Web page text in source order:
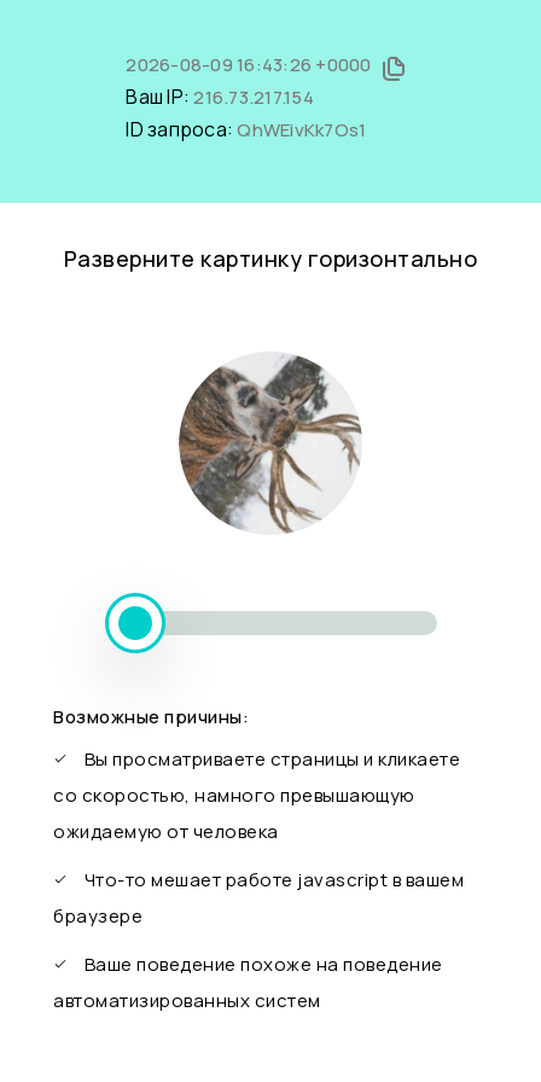
2026-08-09 16:43:26 +0000
Ваш IP:216.73.217.154
ID запроса:QhWEivKk7Os1
Разверните картинку горизонтально
Возможные причины:
Вы просматриваете страницы и кликаете
со скоростью, намного превышающую
ожидаемую от человека
Что-то мешает работе javascript в вашем
браузере
Ваше поведение похоже на поведение
автоматизированных систем